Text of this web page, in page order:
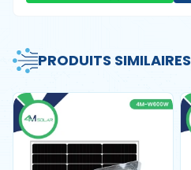
PRODUITS SIMILAIRES